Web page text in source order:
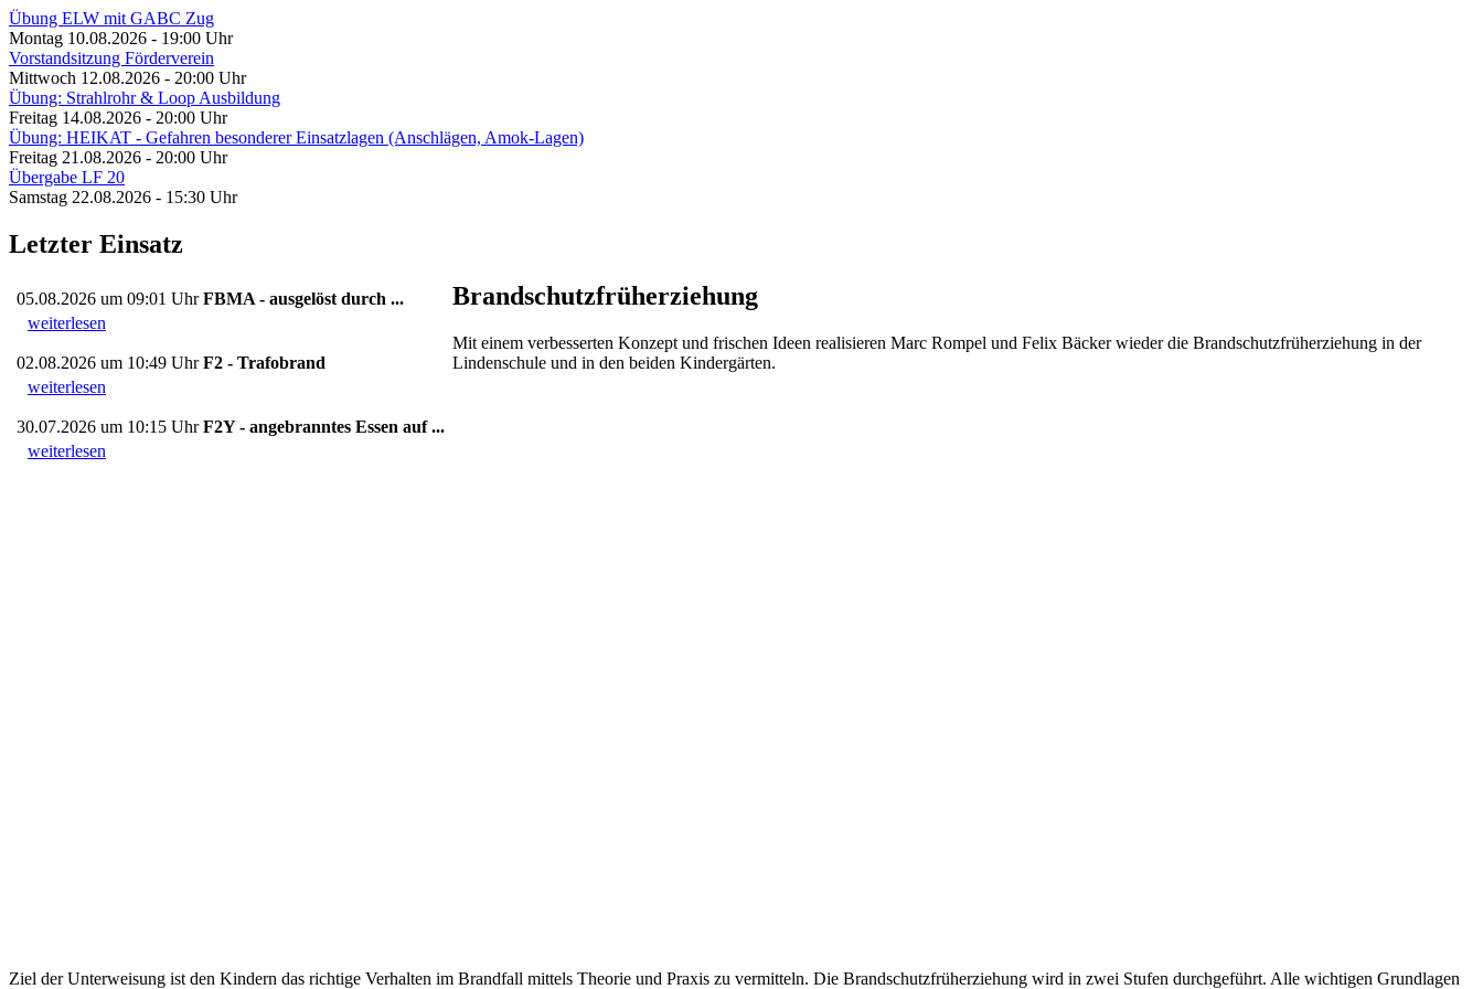
Übung ELW mit GABC Zug
Montag 10.08.2026 - 19:00 Uhr
Vorstandsitzung Förderverein
Mittwoch 12.08.2026 - 20:00 Uhr
Übung: Strahlrohr & Loop Ausbildung
Freitag 14.08.2026 - 20:00 Uhr
Übung: HEIKAT - Gefahren besonderer Einsatzlagen (Anschlägen, Amok-Lagen)
Freitag 21.08.2026 - 20:00 Uhr
Übergabe LF 20
Samstag 22.08.2026 - 15:30 Uhr
Letzter Einsatz
05.08.2026 um 09:01 UhrFBMA - ausgelöst durch ...
weiterlesen
02.08.2026 um 10:49 UhrF2 - Trafobrand
weiterlesen
30.07.2026 um 10:15 UhrF2Y - angebranntes Essen auf ...
weiterlesen
Brandschutzfrüherziehung
Mit einem verbesserten Konzept und frischen Ideen realisieren Marc Rompel und Felix Bäcker wieder die Brandschutzfrüherziehung in der
Lindenschule und in den beiden Kindergärten.
Ziel der Unterweisung ist den Kindern das richtige Verhalten im Brandfall mittels Theorie und Praxis zu vermitteln. Die Brandschutzfrüherziehung wird in zwei Stufen durchgeführt. Alle wichtigen Grundlagen